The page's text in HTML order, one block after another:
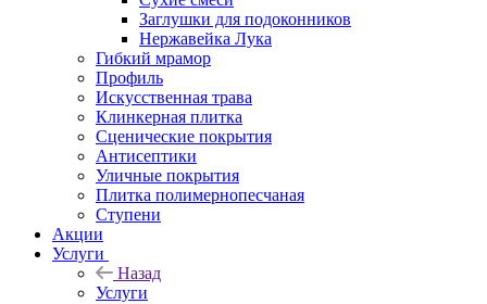
Заглушки для подоконников
Нержавейка Лука
Гибкий мрамор
Профиль
Искусственная трава
Клинкерная плитка
Сценические покрытия
Антисептики
Уличные покрытия
Плитка полимернопесчаная
Ступени
Акции
Услуги
Назад
Услуги